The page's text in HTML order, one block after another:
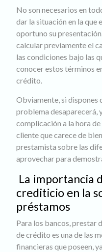
No son necesarios en
dar la situación en la que
oportuno su
calcular previamente el
las condiciones bajo las
conocer estos términos
crédito.
Obviamente, si dispones
problema desaparecerá,
complicación a la hora
cliente que carece de
prestamista sobre las
aprovechar para
La importancia
crediticio en la
préstamos
Para los bancos, prestar
de crédito es una de las
financieras que poseen,